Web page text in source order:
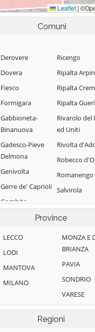
Comuni
Derovere
Dovera
Fiesco
Formigara
Gabbioneta-
Binanuova
Gadesco-Pieve
Delmona
Genivolta
Gerre de' Caprioli
Gombito
Uniti
Gussola
Isola Dovarese
Ricengo
Ripalta
Ripalta
Ripalta
Rivarolo del
ed Uniti
Rivolta
Robecco
Romanengo
Salvirola
San Bassano
San Daniele
San
Croce
San Martino
Scandolara
Province
LECCO
LODI
MANTOVA
MILANO
MONZA E
BRIANZA
PAVIA
SONDRIO
VARESE
Regioni